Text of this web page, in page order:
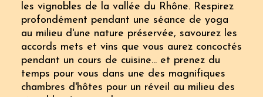
les vignobles de la vallée du Rhône. Respirez
profondément pendant une séance de yoga
au milieu d'une nature préservée, savourez les
accords mets et vins que vous aurez concoctés
pendant un cours de cuisine... et prenez du
temps pour vous dans une des magnifiques
chambres d'hôtes pour un réveil au milieu des